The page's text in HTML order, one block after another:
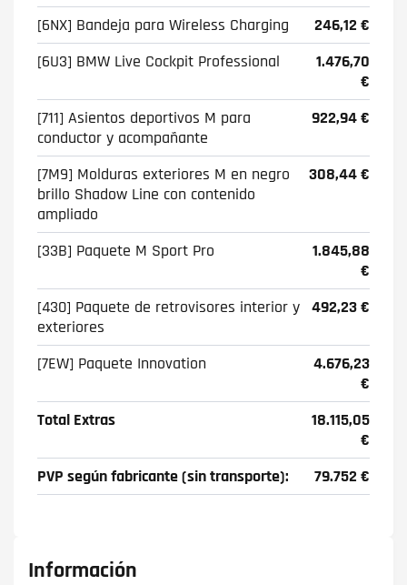
[6NX] Bandeja para Wireless Charging
246,12 €
[6U3] BMW Live Cockpit Professional
1.476,70
€
[711] Asientos deportivos M para
conductor y acompañante
922,94 €
[7M9] Molduras exteriores M en negro
brillo Shadow Line con contenido
ampliado
308,44 €
[33B] Paquete M Sport Pro
1.845,88
€
[430] Paquete de retrovisores interior y
exteriores
492,23 €
[7EW] Paquete Innovation
4.676,23
€
Total Extras
18.115,05
€
PVP según fabricante (sin transporte):
79.752 €
Información